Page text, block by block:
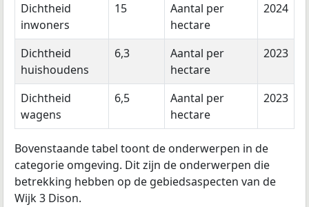
Dichtheid
inwoners
15
Aantal per
hectare
2024
Dichtheid
huishoudens
6,3
Aantal per
hectare
2023
Dichtheid
wagens
6,5
Aantal per
hectare
2023
Bovenstaande tabel toont de onderwerpen in de
categorie omgeving. Dit zijn de onderwerpen die
betrekking hebben op de gebiedsaspecten van de
Wijk 3 Dison.